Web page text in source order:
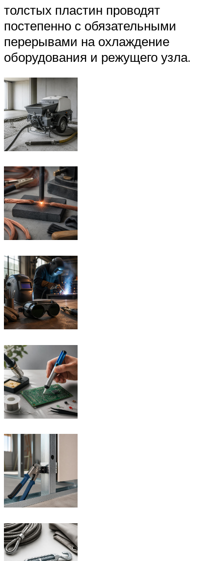
толстых пластин проводят
постепенно с обязательными
перерывами на охлаждение
оборудования и режущего узла.